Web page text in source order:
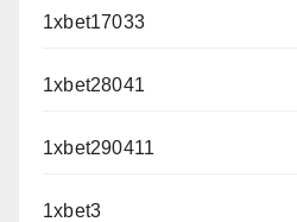
1xbet17033
1xbet28041
1xbet290411
1xbet3